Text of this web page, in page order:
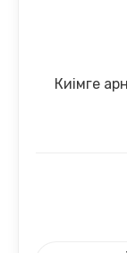
Киімге